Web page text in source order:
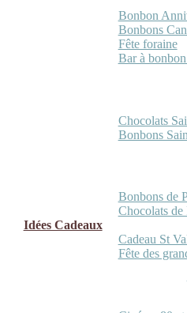
Bonbon
Bonbons
Fête foraine
Bar à
Chocolats
Bonbons
Bonbons de
Chocolats de
Idées Cadeaux
Cadeau St
Fête des